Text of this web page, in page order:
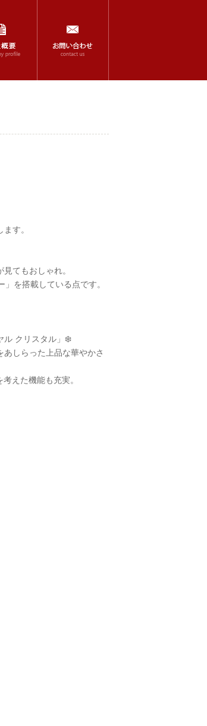
す。
てもおしゃれ。
を搭載している点です。
ル クリスタル」❄️
しらった上品な華やかさ
えた機能も充実。